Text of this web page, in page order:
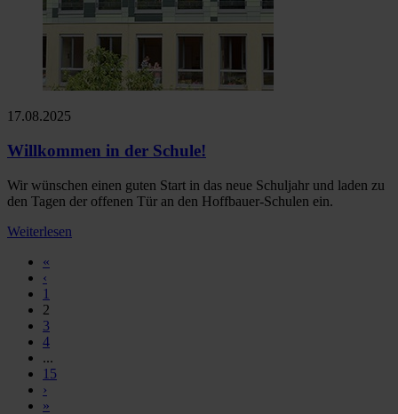
17.08.2025
Willkommen in der Schule!
Wir wünschen einen guten Start in das neue Schuljahr und laden zu
den Tagen der offenen Tür an den Hoffbauer-Schulen ein.
Weiterlesen
«
‹
1
2
3
4
...
15
›
»